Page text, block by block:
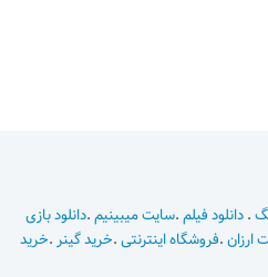
.دانلود فیلم.سایت میبینیم.دانلود بازی
ارزان.فروشگاه اینترنتی.خرید گینر .خرید